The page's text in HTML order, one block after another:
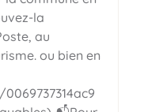
la
au
ou bien en